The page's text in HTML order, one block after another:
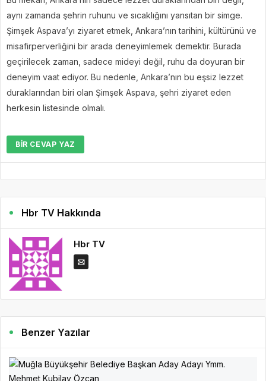
aynı zamanda şehrin ruhunu ve sıcaklığını yansıtan bir simge.
Şimşek Aspava’yı ziyaret etmek, Ankara’nın tarihini, kültürünü ve
misafirperverliğini bir arada deneyimlemek demektir. Burada
geçirilecek zaman, sadece mideyi değil, ruhu da doyuran bir
deneyim vaat ediyor. Bu nedenle, Ankara’nın bu eşsiz lezzet
duraklarından biri olan Şimşek Aspava, şehri ziyaret eden
herkesin listesinde olmalı.
BIR CEVAP YAZ
Hbr TV Hakkında
Hbr TV
Benzer Yazılar